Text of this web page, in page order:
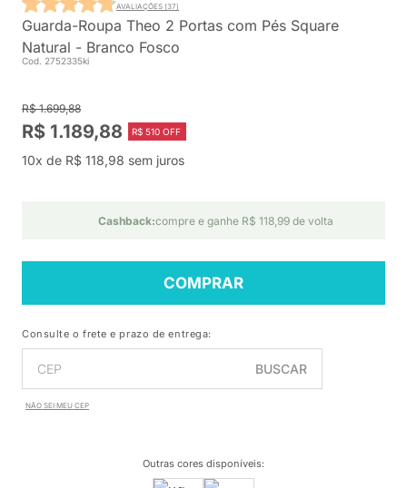
Guarda-Roupa Theo 2 Portas com Pés Square
Natural - Branco Fosco
Cod. 2752335ki
AVALIAÇÕES (37)
R$ 1.699,88
R$ 1.189,88 R$ 510 OFF
10x de R$ 118,98 sem juros
Cashback:compre e ganhe R$ 118,99 de volta
COMPRAR
Consulte o frete e prazo de entrega:
BUSCAR
NÃO SEI MEU CEP
Outras cores disponíveis: